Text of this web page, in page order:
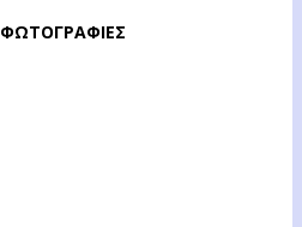
ΦΩΤΟΓΡΑΦΙΕΣ